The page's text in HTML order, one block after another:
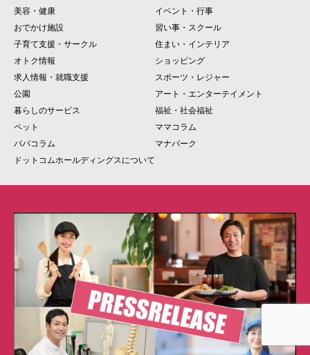
美容・健康
イベント・行事
おでかけ施設
習い事・スクール
子育て支援・サークル
住まい・インテリア
オトク情報
ショッピング
求人情報・就職支援
スポーツ・レジャー
公園
アート・エンターテイメント
暮らしのサービス
福祉・社会福祉
ペット
ママコラム
パパコラム
マナパーク
ドットコムホールディングスについて